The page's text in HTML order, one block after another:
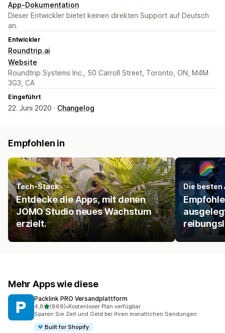
App-Dokumentation
Dieser Entwickler bietet keinen direkten Support auf Deutsch
an.
Entwickler
Roundtrip.ai
Website
Roundtrip Systems Inc., 50 Carroll Street, Toronto, ON, M4M
3G3, CA
Eingeführt
22. Juni 2020 · Changelog
Empfohlen in
Tech-Stack
Entdecke die Apps, mit denen
JOMO Studio neues Wachstum
erzielt.
Die besten
Mehr Apps wie diese
Packlink PRO Versandplattform
4,8von 5 Sternen
(869)
869 Rezensionen insgesamt
•Kostenloser Plan verfügbar
Sparen Sie Zeit und Geld bei Ihren monatlichen Sendungen
Built for Shopify